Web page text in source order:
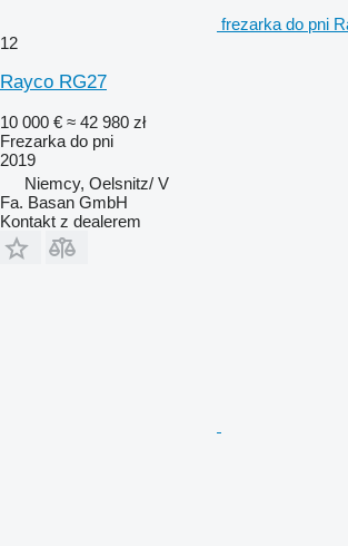
frezarka do pni
12
Rayco RG27
10 000 € ≈ 42 980 zł
Frezarka do pni
2019
Niemcy, Oelsnitz/ V
Fa. Basan GmbH
Kontakt z dealerem